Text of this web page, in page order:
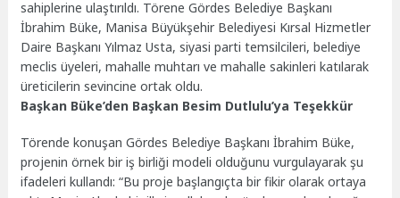
sahiplerine ulaştırıldı. Törene Gördes Belediye Başkanı
İbrahim Büke, Manisa Büyükşehir Belediyesi Kırsal Hizmetler
Daire Başkanı Yılmaz Usta, siyasi parti temsilcileri, belediye
meclis üyeleri, mahalle muhtarı ve mahalle sakinleri katılarak
üreticilerin sevincine ortak oldu.
Başkan Büke’den Başkan Besim Dutlulu’ya Teşekkür
Törende konuşan Gördes Belediye Başkanı İbrahim Büke,
projenin örnek bir iş birliği modeli olduğunu vurgulayarak şu
ifadeleri kullandı: “Bu proje başlangıçta bir fikir olarak ortaya